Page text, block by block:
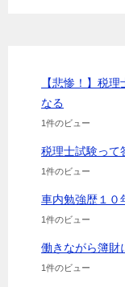
【悲惨！】税
なる
1件のビュー
税理士試験って
1件のビュー
車内勉強歴１０
1件のビュー
働きながら簿財
1件のビュー